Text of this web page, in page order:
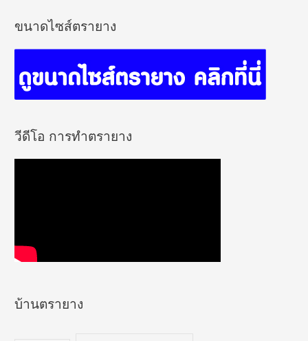
ขนาดไซส์ตรายาง
วีดีโอ การทำตรายาง
บ้านตรายาง